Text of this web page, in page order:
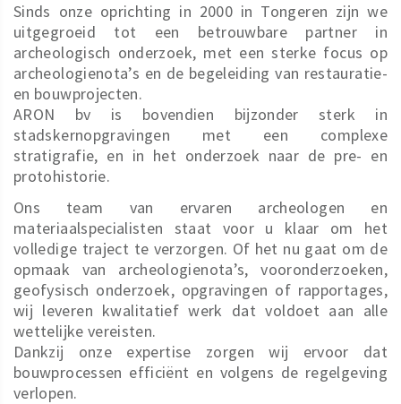
Sinds onze oprichting in 2000 in Tongeren zijn we
uitgegroeid tot een betrouwbare partner in
archeologisch onderzoek, met een sterke focus op
archeologienota’s en de begeleiding van restauratie-
en bouwprojecten.
ARON bv is bovendien bijzonder sterk in
stadskernopgravingen met een complexe
stratigrafie, en in het onderzoek naar de pre- en
protohistorie.
Ons team van ervaren archeologen en
materiaalspecialisten staat voor u klaar om het
volledige traject te verzorgen. Of het nu gaat om de
opmaak van archeologienota’s, vooronderzoeken,
geofysisch onderzoek, opgravingen of rapportages,
wij leveren kwalitatief werk dat voldoet aan alle
wettelijke vereisten.
Dankzij onze expertise zorgen wij ervoor dat
bouwprocessen efficiënt en volgens de regelgeving
verlopen.